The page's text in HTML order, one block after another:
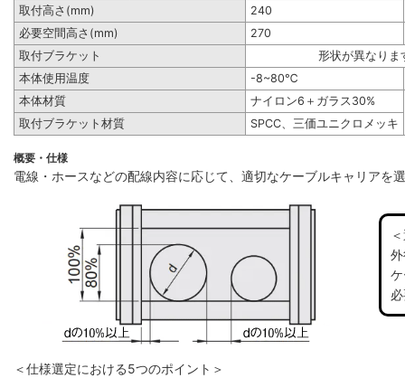
取付高さ(mm)
240
必要空間高さ(mm)
270
取付ブラケット
形状が異なりま
本体使用温度
-8~80℃
本体材質
ナイロン6＋ガラス30%
取付ブラケット材質
SPCC、三価ユニクロメッキ
概要・仕様
電線・ホースなどの配線内容に応じて、適切なケーブルキャリアを
＜仕様選定における5つのポイント＞